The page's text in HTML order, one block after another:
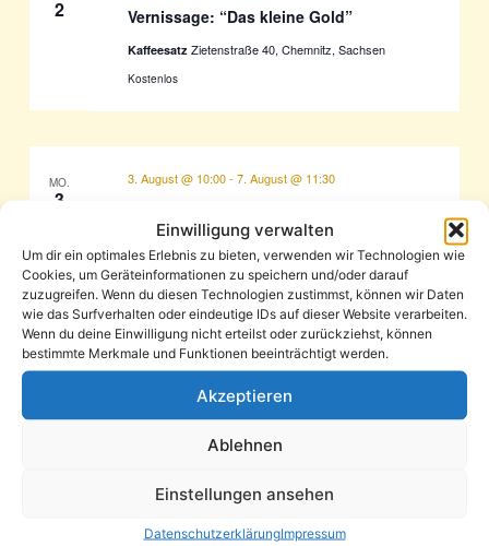
Einwilligung verwalten
Um dir ein optimales Erlebnis zu bieten, verwenden wir Technologien wie
Cookies, um Geräteinformationen zu speichern und/oder darauf
zuzugreifen. Wenn du diesen Technologien zustimmst, können wir Daten
wie das Surfverhalten oder eindeutige IDs auf dieser Website verarbeiten.
Wenn du deine Einwilligung nicht erteilst oder zurückziehst, können
bestimmte Merkmale und Funktionen beeinträchtigt werden.
Akzeptieren
Ablehnen
Einstellungen ansehen
DatenschutzerklärungImpressum
2 Vernissage: “Das kleine Gold”
Kaffeesatz Zietenstraße 40, Chemnitz, Sachsen
Kostenlos
MO.
3
3. August @ 10:00- 7. August @ 11:30
Grabung "Fenster in die Erdgeschichte"
Glockenstraße 16, Chemnitz, Sachsen, Germany
Kostenloser Bogenschießen-
Workshop für Kinder und Jugendliche
Forststraße 9, Chemnitz, Sachsen, Germany